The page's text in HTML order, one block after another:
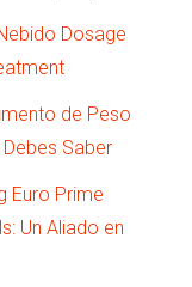
Dosage
de Peso
Saber
Euro Prime
Un Aliado en